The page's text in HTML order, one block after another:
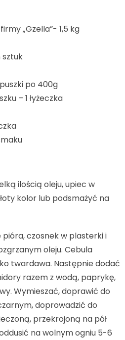
„Gzella”- 1,5 kg
po 400g
– 1 łyżeczka
ilością oleju, upiec w
kolor lub podsmażyć na
czosnek w plasterki i
oleju. Cebula
twardawa. Następnie dodać
razem z wodą, paprykę,
Wymieszać, doprawić do
doprowadzić do
przekrojoną na pół
na wolnym ogniu 5-6